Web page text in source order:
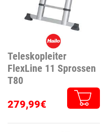
Teleskopleiter
FlexLine 11 Sprossen
T80
279,99€